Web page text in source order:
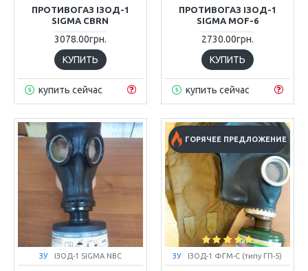
ПРОТИВОГАЗ ІЗОД-1
SIGMA CBRN
3078.00грн.
КУПИТЬ
купить сейчас
ПРОТИВОГАЗ ІЗОД-1
SIGMA MOF-6
2730.00грн.
КУПИТЬ
купить сейчас
ЗУ ІЗОД-1 SIGMA NBC
ГОРЯЧЕЕ ПРЕДЛОЖЕНИЕ
ЗУ ІЗОД-1 ФГМ-С (типу ГП-5)